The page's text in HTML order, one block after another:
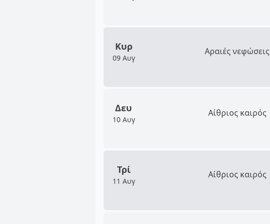
Κυρ
09 Αυγ
Αραιές νεφώσεις
Δευ
10 Αυγ
Αίθριος καιρός
Τρί
11 Αυγ
Αίθριος καιρός